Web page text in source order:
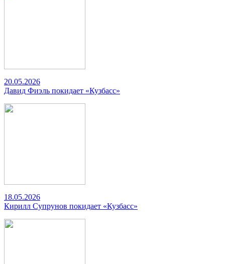
20.05.2026
Давид Фиэль покидает «Кузбасс»
18.05.2026
Кирилл Супрунов покидает «Кузбасс»